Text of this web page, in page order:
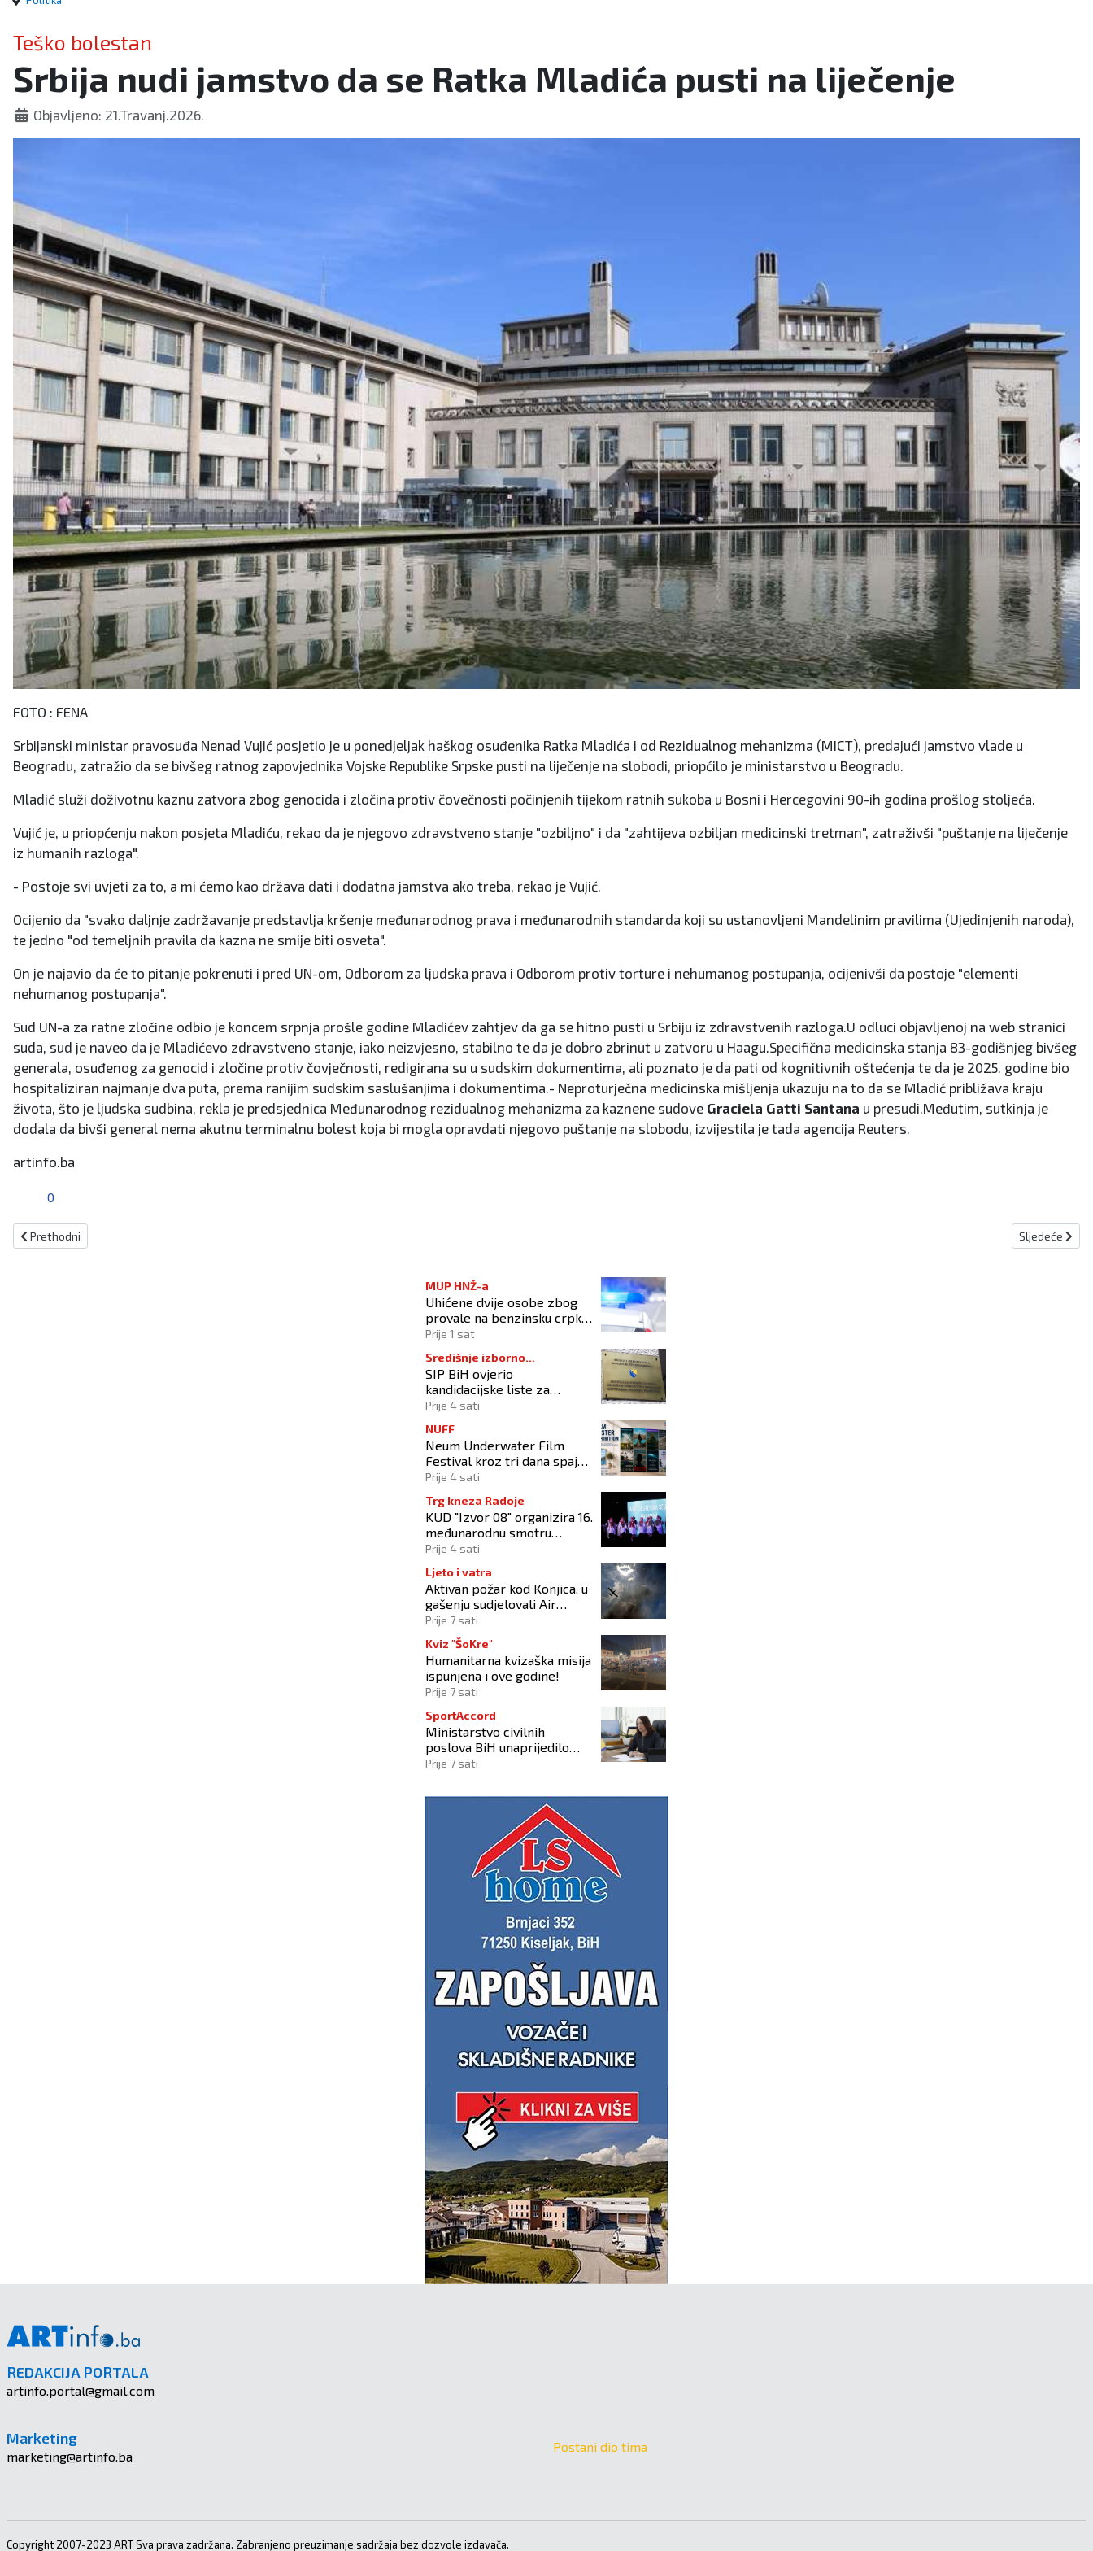
Teško bolestan
Srbija nudi jamstvo da se Ratka Mladića pusti na liječenje
Objavljeno: 21.Travanj.2026.
FOTO : FENA
Srbijanski ministar pravosuđa Nenad Vujić posjetio je u ponedjeljak haškog osuđenika Ratka Mladića i od Rezidualnog mehanizma (MICT), predajući jamstvo vlade u
Beogradu, zatražio da se bivšeg ratnog zapovjednika Vojske Republike Srpske pusti na liječenje na slobodi, priopćilo je ministarstvo u Beogradu.
Mladić služi doživotnu kaznu zatvora zbog genocida i zločina protiv čovečnosti počinjenih tijekom ratnih sukoba u Bosni i Hercegovini 90-ih godina prošlog stoljeća.
Vujić je, u priopćenju nakon posjeta Mladiću, rekao da je njegovo zdravstveno stanje "ozbiljno" i da "zahtijeva ozbiljan medicinski tretman", zatraživši "puštanje na liječenje
iz humanih razloga".
- Postoje svi uvjeti za to, a mi ćemo kao država dati i dodatna jamstva ako treba, rekao je Vujić.
Ocijenio da "svako daljnje zadržavanje predstavlja kršenje međunarodnog prava i međunarodnih standarda koji su ustanovljeni Mandelinim pravilima (Ujedinjenih naroda),
te jedno "od temeljnih pravila da kazna ne smije biti osveta".
On je najavio da će to pitanje pokrenuti i pred UN-om, Odborom za ljudska prava i Odborom protiv torture i nehumanog postupanja, ocijenivši da postoje "elementi
nehumanog postupanja".
Sud UN-a za ratne zločine odbio je koncem srpnja prošle godine Mladićev zahtjev da ga se hitno pusti u Srbiju iz zdravstvenih razloga.U odluci objavljenoj na web stranici
suda, sud je naveo da je Mladićevo zdravstveno stanje, iako neizvjesno, stabilno te da je dobro zbrinut u zatvoru u Haagu.Specifična medicinska stanja 83-godišnjeg bivšeg
generala, osuđenog za genocid i zločine protiv čovječnosti, redigirana su u sudskim dokumentima, ali poznato je da pati od kognitivnih oštećenja te da je 2025. godine bio
hospitaliziran najmanje dva puta, prema ranijim sudskim saslušanjima i dokumentima.- Neproturječna medicinska mišljenja ukazuju na to da se Mladić približava kraju
života, što je ljudska sudbina, rekla je predsjednica Međunarodnog rezidualnog mehanizma za kaznene sudove Graciela Gatti Santana u presudi.Međutim, sutkinja je
dodala da bivši general nema akutnu terminalnu bolest koja bi mogla opravdati njegovo puštanje na slobodu, izvijestila je tada agencija Reuters.
artinfo.ba
0
Prethodni članak: Sazvana 123. sjednica Vlade KSB
Prethodni Sljedeći
Sljedeće
MUP HNŽ-a
Uhićene dvije osobe zbog
provale na benzinsku crpku
u Konjicu
Prije 1 sat
Središnje izborno
povjerenstvo
SIP BiH ovjerio
kandidacijske liste za
kompenzacijske mandate na
Prije 4 sati
NUFF
Neum Underwater Film
Festival kroz tri dana spaja
umjetnost filma i more
Prije 4 sati
Trg kneza Radoje
KUD "Izvor 08" organizira 16.
međunarodnu smotru
folklora "Kiseljak 2026"
Prije 4 sati
Ljeto i vatra
Aktivan požar kod Konjica, u
gašenju sudjelovali Air
Tractor i helikopter OS-a
Prije 7 sati
Kviz "ŠoKre"
Humanitarna kvizaška misija
ispunjena i ove godine!
Prije 7 sati
SportAccord
Ministarstvo civilnih
poslova BiH unaprijedilo
sustav registracije sportskih
Prije 7 sati
REDAKCIJA PORTALA
artinfo.portal@gmail.com
Marketing
marketing@artinfo.ba
Postani dio tima
Copyright 2007-2023 ART Sva prava zadržana. Zabranjeno preuzimanje sadržaja bez dozvole izdavača.